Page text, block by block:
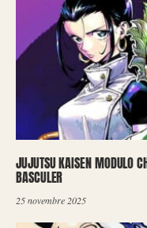
JUJUTSU KAISEN MODULO
BASCULER
25 novembre 2025